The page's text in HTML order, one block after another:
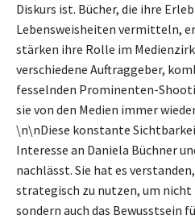
Diskurs ist. Bücher, die ihre
Lebensweisheiten vermitteln,
stärken ihre Rolle im
verschiedene Auftraggeber,
fesselnden Prominenten-
sie von den Medien immer
\n\nDiese konstante
Interesse an Daniela Büchner
nachlässt. Sie hat es
strategisch zu nutzen, um nicht
sondern auch das Bewusstsein